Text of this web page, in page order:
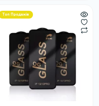
Топ Продажів